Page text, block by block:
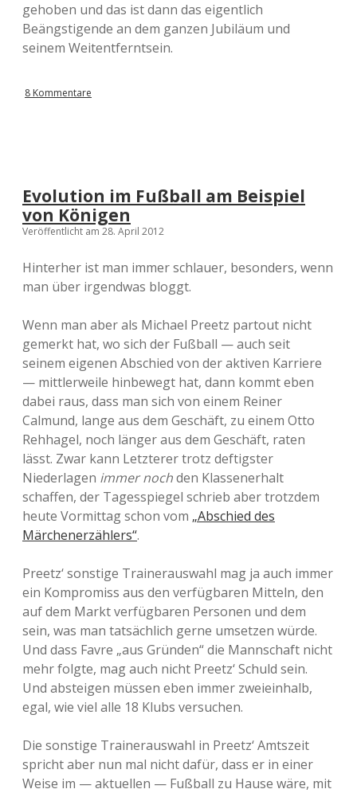
gehoben und das ist dann das eigentlich
Beängstigende an dem ganzen Jubiläum und
seinem Weitentferntsein.
8 Kommentare
Evolution im Fußball am Beispiel
von Königen
Veröffentlicht am 28. April 2012
Hinterher ist man immer schlauer, besonders, wenn
man über irgendwas bloggt.
Wenn man aber als Michael Preetz partout nicht
gemerkt hat, wo sich der Fußball — auch seit
seinem eigenen Abschied von der aktiven Karriere
— mittlerweile hinbewegt hat, dann kommt eben
dabei raus, dass man sich von einem Reiner
Calmund, lange aus dem Geschäft, zu einem Otto
Rehhagel, noch länger aus dem Geschäft, raten
lässt. Zwar kann Letzterer trotz deftigster
Niederlagen immer nochden Klassenerhalt
schaffen, der Tagesspiegel schrieb aber trotzdem
heute Vormittag schon vom „Abschied des
Märchenerzählers“.
Preetz‘ sonstige Trainerauswahl mag ja auch immer
ein Kompromiss aus den verfügbaren Mitteln, den
auf dem Markt verfügbaren Personen und dem
sein, was man tatsächlich gerne umsetzen würde.
Und dass Favre „aus Gründen“ die Mannschaft nicht
mehr folgte, mag auch nicht Preetz‘ Schuld sein.
Und absteigen müssen eben immer zweieinhalb,
egal, wie viel alle 18 Klubs versuchen.
Die sonstige Trainerauswahl in Preetz‘ Amtszeit
spricht aber nun mal nicht dafür, dass er in einer
Weise im — aktuellen — Fußball zu Hause wäre, mit